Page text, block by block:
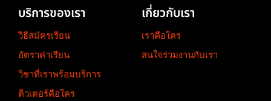
บริการของเรา
วิธีสมัครเรียน
อัตราค่าเรียน
วิชาที่เราพร้อมบริการ
ติวเตอร์คือใคร
เกี่ยวกับเรา
เราคือใคร
สนใจร่วมงานกับเรา